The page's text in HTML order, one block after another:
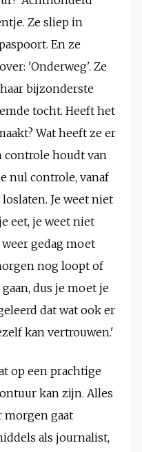
Ze sliep in
En ze
'Onderweg'. Ze
bijzonderste
tocht. Heeft het
Wat heeft ze er
controle houdt van
nul controle, vanaf
Je weet niet
eet, je weet niet
gedag moet
nog loopt of
dus je moet je
dat wat ook er
kan vertrouwen.'
op een prachtige
kan zijn. Alles
morgen gaat
als journalist,